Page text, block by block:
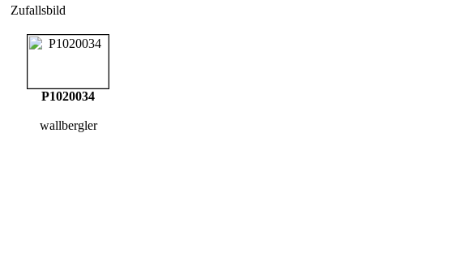
Zufallsbild
P1020034
wallbergler